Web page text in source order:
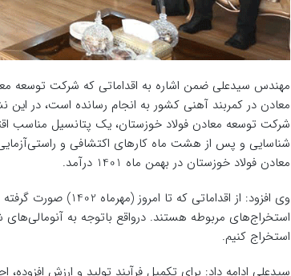
مهندس سیدعلی ضمن اشاره به اقداماتی که شرکت توسعه
معادن در کمربند آهنی کشور به انجام رسانده است، در
شرکت توسعه معادن فولاد خوزستان، یک پتانسیل مناسب
شناسایی و پس از هشت ماه کارهای اکتشافی و
معادن فولاد خوزستان در بهمن ماه 1401 درآمد.
وی افزود: از
استخراج‌های مربوطه هستند. درواقع باتوجه به
استخراج کنیم.